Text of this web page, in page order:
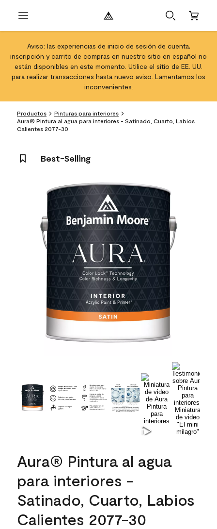
Aviso: las experiencias de inicio de sesión de cuenta,
inscripción y carrito de compras en nuestro sitio en español no
están disponibles en este momento. Utilice el sitio de EE. UU.
para realizar transacciones hasta nuevo aviso. Lamentamos los
inconvenientes.
Productos
Pinturas para interiores
Aura® Pintura al agua para interiores - Satinado, Cuarto, Labios
Calientes 2077-30
Best-Selling
Aura® Pintura al agua
para interiores -
Satinado, Cuarto, Labios
Calientes 2077-30